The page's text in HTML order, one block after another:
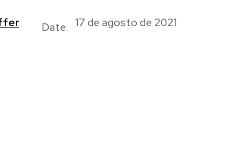
Date: 17 de agosto de 2021